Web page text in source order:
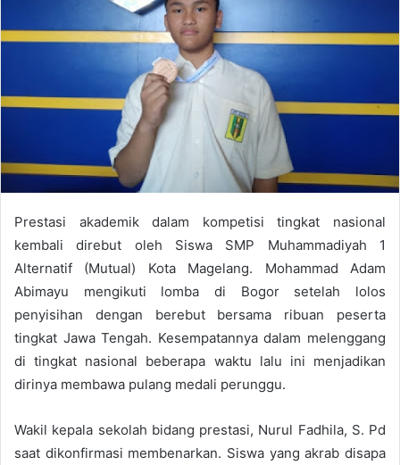
Prestasi akademik dalam kompetisi tingkat nasional
kembali direbut oleh Siswa SMP Muhammadiyah 1
Alternatif (Mutual) Kota Magelang. Mohammad Adam
Abimayu mengikuti lomba di Bogor setelah lolos
penyisihan dengan berebut bersama ribuan peserta
tingkat Jawa Tengah. Kesempatannya dalam melenggang
di tingkat nasional beberapa waktu lalu ini menjadikan
dirinya membawa pulang medali perunggu.
Wakil kepala sekolah bidang prestasi, Nurul Fadhila, S. Pd
saat dikonfirmasi membenarkan. Siswa yang akrab disapa